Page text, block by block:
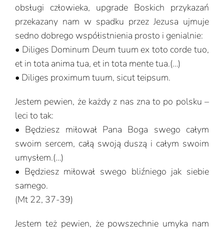
obsługi człowieka, upgrade Boskich przykazań
przekazany nam w spadku przez Jezusa ujmuje
sedno dobrego współistnienia prosto i genialnie:
• Diliges Dominum Deum tuum ex toto corde tuo,
et in tota anima tua, et in tota mente tua.(…)
• Diliges proximum tuum, sicut teipsum.
Jestem pewien, że każdy z nas zna to po polsku –
leci to tak:
• Będziesz miłował Pana Boga swego całym
swoim sercem, całą swoją duszą i całym swoim
umysłem.(…)
• Będziesz miłował swego bliźniego jak siebie
samego.
(Mt 22, 37-39)
Jestem też pewien, że powszechnie umyka nam